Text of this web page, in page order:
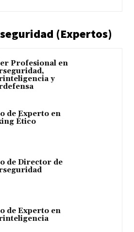
(Expertos)
Profesional en
y
de Experto en
Ético
de Director de
de Experto en